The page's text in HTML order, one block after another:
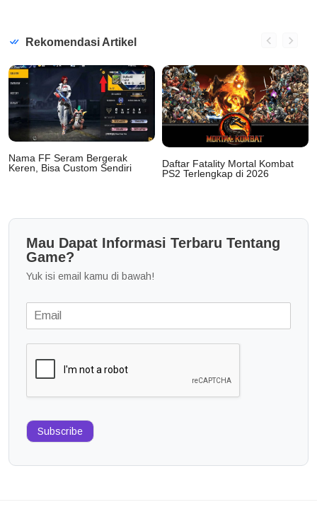
Rekomendasi Artikel
Nama FF Seram Bergerak
Keren, Bisa Custom Sendiri
Daftar Fatality Mortal Kombat
PS2 Terlengkap di 2026
Mau Dapat Informasi Terbaru Tentang
Game?
Yuk isi email kamu di bawah!
Subscribe